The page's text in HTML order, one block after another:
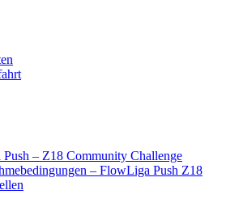
– Z18 Community Challenge
– FlowLiga Push Z18